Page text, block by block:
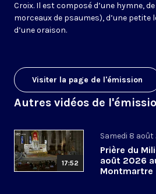
Croix. Il est composé d’une hymne,
morceaux de psaumes), d’une petite
d’une oraison.
Visiter la page de l'émission
Autres vidéos de
17:52
Samedi 8 août
Prière du
août 2026
Montmartre